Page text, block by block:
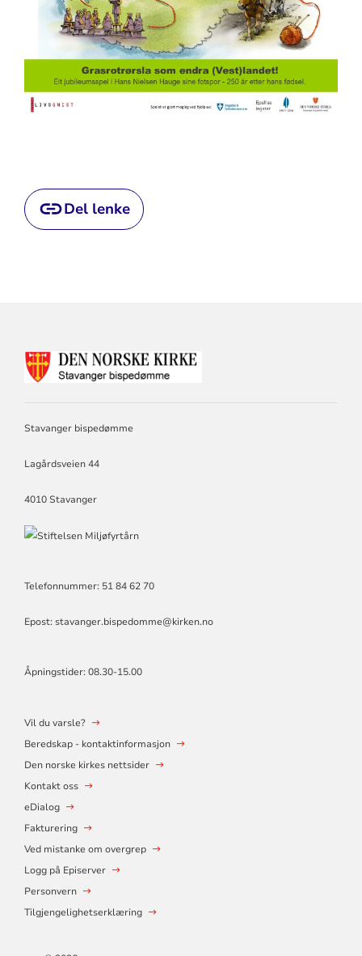
Del lenke
Stavanger bispedømme
Lagårdsveien 44
4010 Stavanger
Telefonnummer: 51 84 62 70
Epost: stavanger.bispedomme@kirken.no
Åpningstider: 08.30-15.00
Vil du varsle?
Beredskap - kontaktinformasjon
Den norske kirkes nettsider
Kontakt oss
eDialog
Fakturering
Ved mistanke om overgrep
Logg på Episerver
Personvern
Tilgjengelighetserklæring